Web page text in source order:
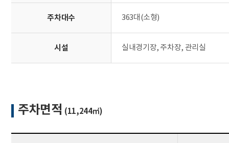
주차대수 363대(소형)
시설 실내경기장, 주차장, 관리실
주차면적 (11,244㎡)